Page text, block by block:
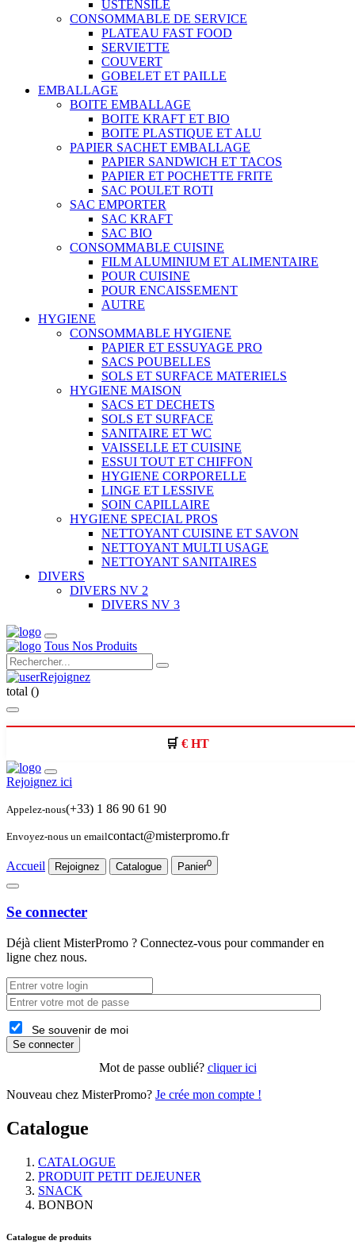
USTENSILE
CONSOMMABLE DE SERVICE
PLATEAU FAST FOOD
SERVIETTE
COUVERT
GOBELET ET PAILLE
EMBALLAGE
BOITE EMBALLAGE
BOITE KRAFT ET BIO
BOITE PLASTIQUE ET ALU
PAPIER SACHET EMBALLAGE
PAPIER SANDWICH ET TACOS
PAPIER ET POCHETTE FRITE
SAC POULET ROTI
SAC EMPORTER
SAC KRAFT
SAC BIO
CONSOMMABLE CUISINE
FILM ALUMINIUM ET ALIMENTAIRE
POUR CUISINE
POUR ENCAISSEMENT
AUTRE
HYGIENE
CONSOMMABLE HYGIENE
PAPIER ET ESSUYAGE PRO
SACS POUBELLES
SOLS ET SURFACE MATERIELS
HYGIENE MAISON
SACS ET DECHETS
SOLS ET SURFACE
SANITAIRE ET WC
VAISSELLE ET CUISINE
ESSUI TOUT ET CHIFFON
HYGIENE CORPORELLE
LINGE ET LESSIVE
SOIN CAPILLAIRE
HYGIENE SPECIAL PROS
NETTOYANT CUISINE ET SAVON
NETTOYANT MULTI USAGE
NETTOYANT SANITAIRES
DIVERS
DIVERS NV 2
DIVERS NV 3
Tous Nos Produits
Rejoignez
total ()
€ HT
Rejoignez ici
Appelez-nous(+33) 1 86 90 61 90
Envoyez-nous un emailcontact@misterpromo.fr
Accueil Rejoignez Catalogue Panier0
Se connecter
Déjà client MisterPromo ? Connectez-vous pour commander en
ligne chez nous.
Se souvenir de moi
Se connecter
Mot de passe oublié? cliquer ici
Nouveau chez MisterPromo? Je crée mon compte !
Catalogue
CATALOGUE
PRODUIT PETIT DEJEUNER
SNACK
BONBON
Catalogue de produits